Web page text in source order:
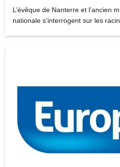
FRANÇAISE ? – 06.04.2024
L’évêque de Nanterre et l’ancien
nationale s’interrogent sur les